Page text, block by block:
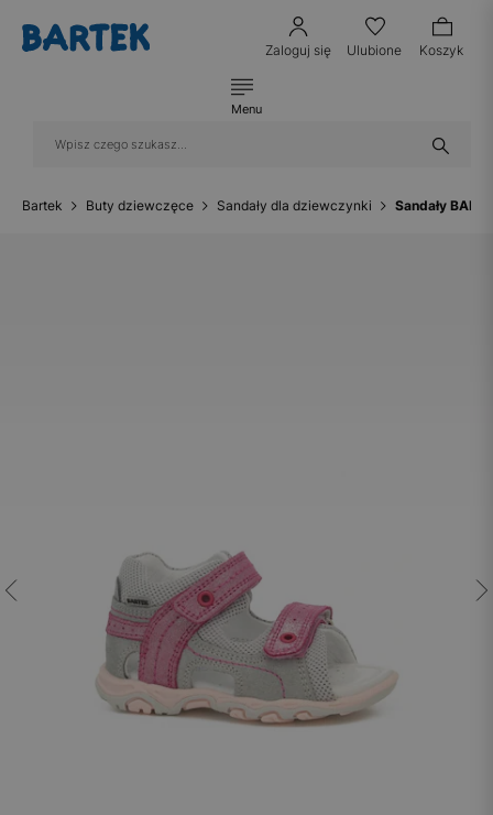
Zaloguj się Ulubione Koszyk
Menu
Bartek Buty dziewczęce Sandały dla dziewczynki Sandały